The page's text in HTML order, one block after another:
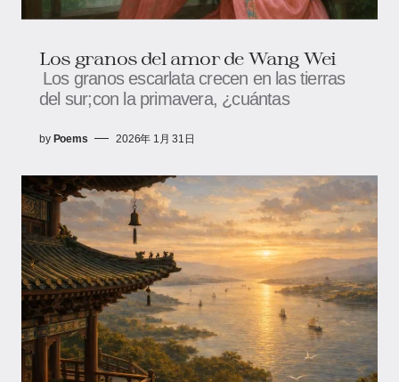
Los granos del amor de Wang Wei
Los granos escarlata crecen en las tierras
del sur;con la primavera, ¿cuántas
by Poems 2026年 1月 31日